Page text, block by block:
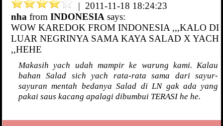
| 2011-11-18 18:24:23
nha from INDONESIA says:
WOW KAREDOK FROM INDONESIA ,,,KALO DI
LUAR NEGRINYA SAMA KAYA SALAD X YACH
,,HEHE
Makasih yach udah mampir ke warung kami. Kalau
bahan Salad sich yach rata-rata sama dari sayur-
sayuran mentah bedanya Salad di LN gak ada yang
pakai saus kacang apalagi dibumbui TERASI he he.